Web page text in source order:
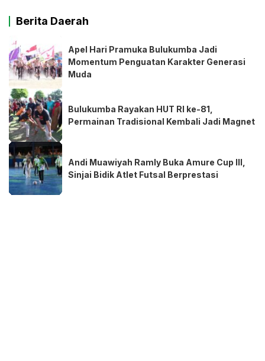
Berita Daerah
Apel Hari Pramuka Bulukumba Jadi
Momentum Penguatan Karakter Generasi
Muda
Bulukumba Rayakan HUT RI ke-81,
Permainan Tradisional Kembali Jadi Magnet
Andi Muawiyah Ramly Buka Amure Cup III,
Sinjai Bidik Atlet Futsal Berprestasi